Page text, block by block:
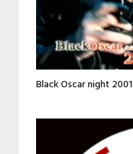
Black Oscar night 2001